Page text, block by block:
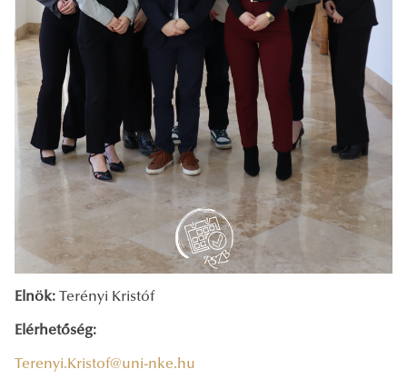
Elnök: Terényi Kristóf
Elérhetőség:
Terenyi.Kristof@uni-nke.hu